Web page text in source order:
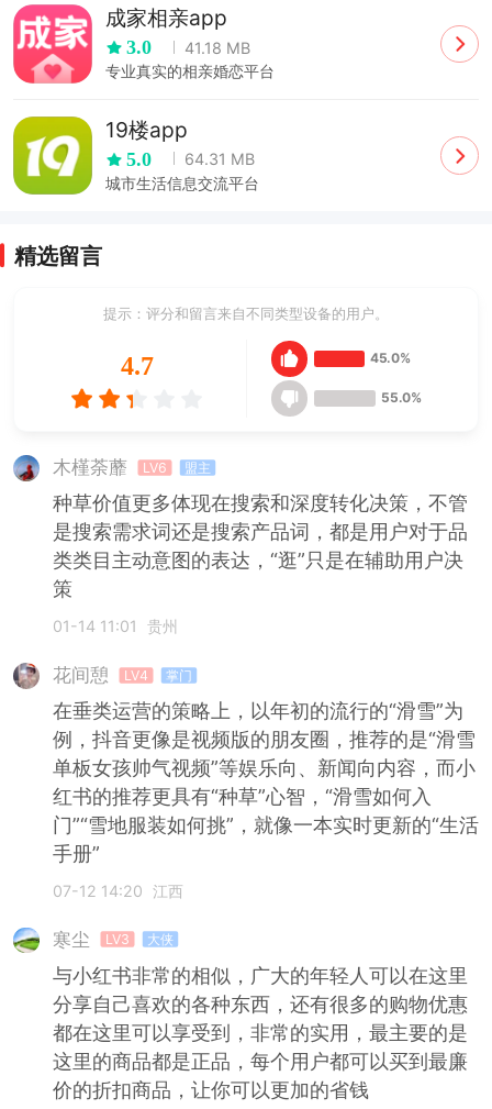
成家相亲app
3.0
41.18 MB
专业真实的相亲婚恋平台
19楼app
5.0
64.31 MB
城市生活信息交流平台
精选留言
提示：评分和留言来自不同类型设备的用户。
4.7 45.0%
55.0%
木槿荼蘼 LV6 盟主
种草价值更多体现在搜索和深度转化决策，不管
是搜索需求词还是搜索产品词，都是用户对于品
类类目主动意图的表达，“逛”只是在辅助用户决
策
01-14 11:01 贵州
花间憩 LV4 掌门
在垂类运营的策略上，以年初的流行的“滑雪”为
例，抖音更像是视频版的朋友圈，推荐的是“滑雪
单板女孩帅气视频”等娱乐向、新闻向内容，而小
红书的推荐更具有“种草”心智，“滑雪如何入
门”“雪地服装如何挑”，就像一本实时更新的“生活
手册”
07-12 14:20 江西
寒尘 LV3 大侠
与小红书非常的相似，广大的年轻人可以在这里
分享自己喜欢的各种东西，还有很多的购物优惠
都在这里可以享受到，非常的实用，最主要的是
这里的商品都是正品，每个用户都可以买到最廉
价的折扣商品，让你可以更加的省钱